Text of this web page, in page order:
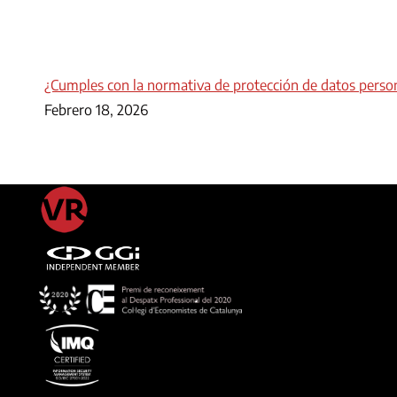
¿Cumples con la normativa de protección de datos
Febrero 18, 2026